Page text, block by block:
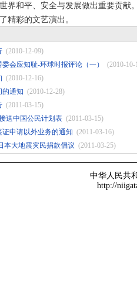
界和平、安全与发展做出重要贡
彩的文艺演出。
(2010-12-09)
会应知耻-环球时报评论（一）
(2010-10-
(2010-12-16)
的通知 (2010-12-28)
(2011-03-15)
送中国公民计划表 (2011-03-15)
申请以外业务的通知 (2011-03-16)
本大地震灾民捐款倡议 (2011-03-25)
中华人民共
http://